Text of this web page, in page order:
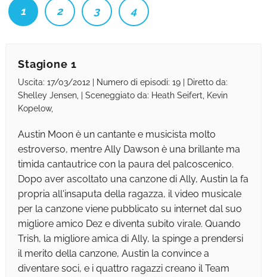
1 2 3 4
Stagione 1
Uscita: 17/03/2012 | Numero di episodi: 19 | Diretto da:
Shelley Jensen, | Sceneggiato da: Heath Seifert, Kevin
Kopelow,
Austin Moon è un cantante e musicista molto
estroverso, mentre Ally Dawson è una brillante ma
timida cantautrice con la paura del palcoscenico.
Dopo aver ascoltato una canzone di Ally, Austin la fa
propria all'insaputa della ragazza, il video musicale
per la canzone viene pubblicato su internet dal suo
migliore amico Dez e diventa subito virale. Quando
Trish, la migliore amica di Ally, la spinge a prendersi
il merito della canzone, Austin la convince a
diventare soci, e i quattro ragazzi creano il Team